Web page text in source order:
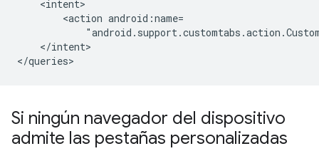
<action
</intent>
Si ningún navegador del dispositivo
admite las pestañas personalizadas